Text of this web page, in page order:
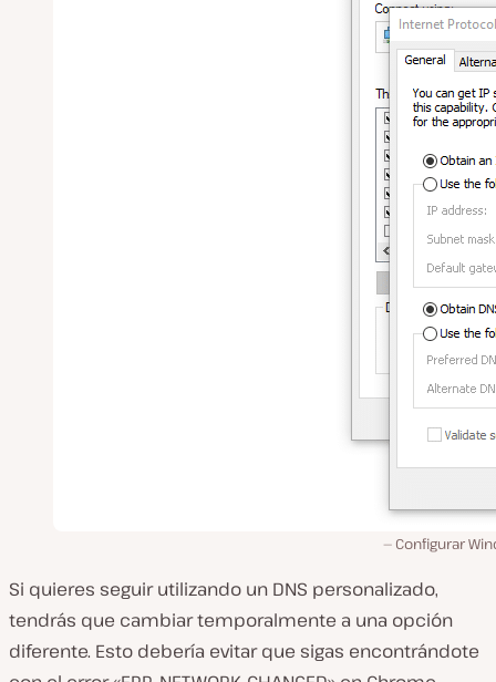
Configurar
Si quieres seguir utilizando un DNS personalizado,
tendrás que cambiar temporalmente a una opción
diferente. Esto debería evitar que sigas encontrándote